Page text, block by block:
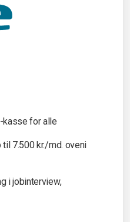
kasse for alle
7.500 kr./md. oveni
i jobinterview,